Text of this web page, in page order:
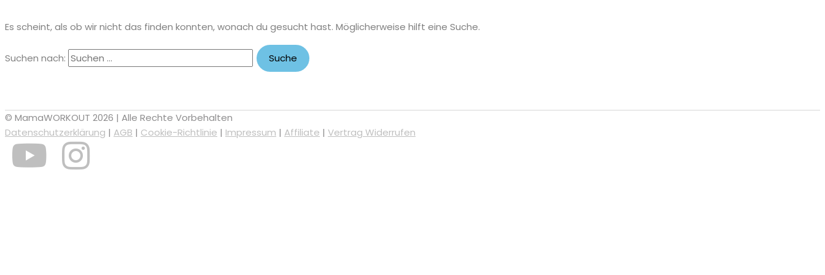
Es scheint, als ob wir nicht das finden konnten, wonach du gesucht hast. Möglicherweise hilft eine Suche.
Suchen nach:
© MamaWORKOUT 2026 | Alle Rechte Vorbehalten
Datenschutzerklärung | AGB | Cookie-Richtlinie | Impressum | Affiliate | Vertrag Widerrufen